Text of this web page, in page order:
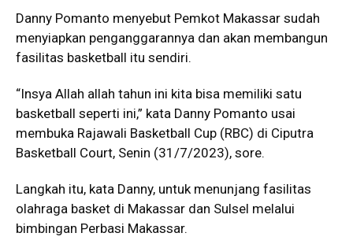
Danny Pomanto menyebut Pemkot Makassar sudah
menyiapkan penganggarannya dan akan membangun
fasilitas basketball itu sendiri.
“Insya Allah allah tahun ini kita bisa memiliki satu
basketball seperti ini,” kata Danny Pomanto usai
membuka Rajawali Basketball Cup (RBC) di Ciputra
Basketball Court, Senin (31/7/2023), sore.
Langkah itu, kata Danny, untuk menunjang fasilitas
olahraga basket di Makassar dan Sulsel melalui
bimbingan Perbasi Makassar.